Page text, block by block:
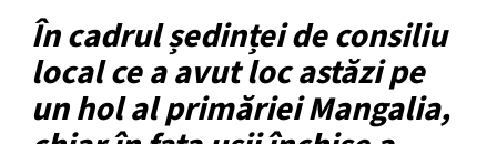
În cadrul ședinței de consiliu
local ce a avut loc astăzi pe
un hol al primăriei Mangalia,